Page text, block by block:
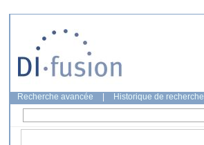
Recherche avancée Historique de recherche